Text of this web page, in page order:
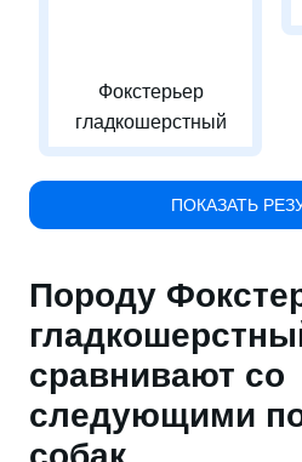
Фокстерьер
гладкошерстный
ПОКАЗАТЬ
Породу
сравнивают со
следующими